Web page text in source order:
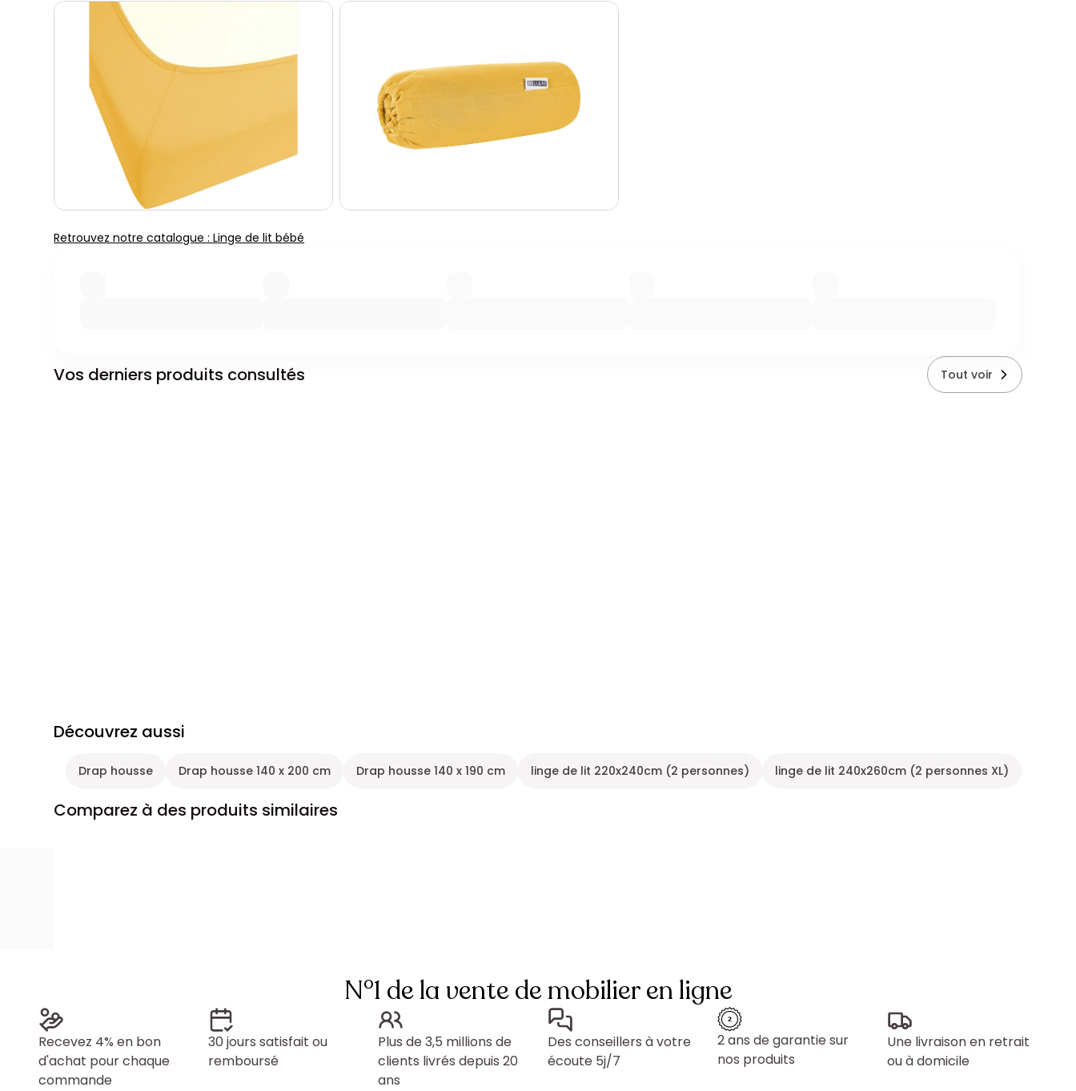
Retrouvez notre catalogue : Linge de lit bébé
Vos derniers produits consultés Tout voir
Découvrez aussi
Drap housse Drap housse 140 x 200 cm Drap housse 140 x 190 cm linge de lit 220x240cm (2 personnes) linge de lit 240x260cm (2 personnes XL)
Comparez à des produits similaires
N°1 de la vente de mobilier en ligne
Recevez 4% en bon
d'achat pour chaque
commande
30 jours satisfait ou
remboursé
Plus de 3,5 millions de
clients livrés depuis 20
ans
Des conseillers à votre
écoute 5j/7
2 ans de garantie sur
nos produits
Une livraison en retrait
ou à domicile